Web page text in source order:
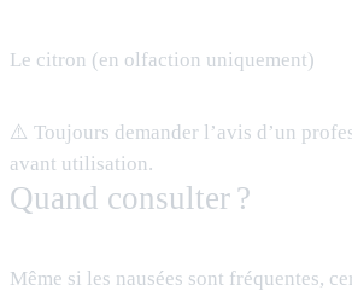
Le citron (en olfaction uniquement)
⚠️ Toujours demander l’avis d’un
avant utilisation.
Quand consulter ?
Même si les nausées sont fréquentes,